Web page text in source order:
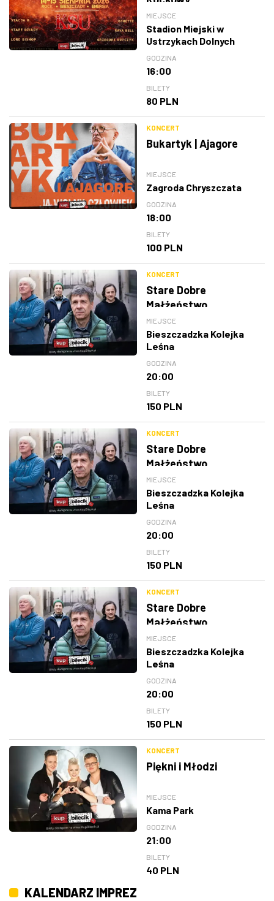
MIEJSCE
Stadion Miejski w
Ustrzykach Dolnych
GODZINA
16:00
BILETY
80 PLN
KONCERT
Bukartyk | Ajagore
MIEJSCE
Zagroda Chryszczata
GODZINA
18:00
BILETY
100 PLN
KONCERT
Stare Dobre
Małżeństwo
MIEJSCE
Bieszczadzka Kolejka
Leśna
GODZINA
20:00
BILETY
150 PLN
KONCERT
Stare Dobre
Małżeństwo
MIEJSCE
Bieszczadzka Kolejka
Leśna
GODZINA
20:00
BILETY
150 PLN
KONCERT
Stare Dobre
Małżeństwo
MIEJSCE
Bieszczadzka Kolejka
Leśna
GODZINA
20:00
BILETY
150 PLN
KONCERT
Piękni i Młodzi
MIEJSCE
Kama Park
GODZINA
21:00
BILETY
40 PLN
KALENDARZ IMPREZ